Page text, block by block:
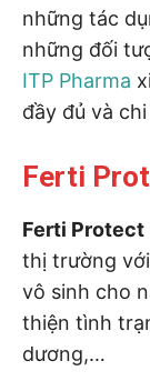
những tác
những đối
ITP Pharma
đầy đủ và
Ferti
Ferti Protect
thị trường
vô sinh cho
thiện tình
dương,…